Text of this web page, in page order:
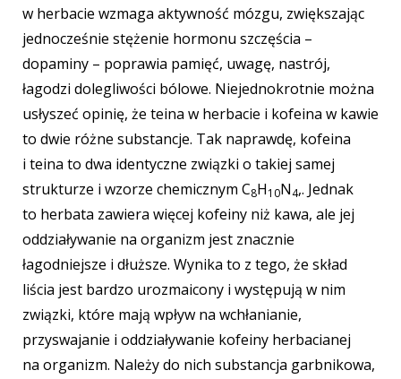
w herbacie wzmaga aktywność mózgu, zwiększając
jednocześnie stężenie hormonu szczęścia –
dopaminy – poprawia pamięć, uwagę, nastrój,
łagodzi dolegliwości bólowe. Niejednokrotnie można
usłyszeć opinię, że teina w herbacie i kofeina w kawie
to dwie różne substancje. Tak naprawdę, kofeina
i teina to dwa identyczne związki o takiej samej
strukturze i wzorze chemicznym C8H10N4,. Jednak
to herbata zawiera więcej kofeiny niż kawa, ale jej
oddziaływanie na organizm jest znacznie
łagodniejsze i dłuższe. Wynika to z tego, że skład
liścia jest bardzo urozmaicony i występują w nim
związki, które mają wpływ na wchłanianie,
przyswajanie i oddziaływanie kofeiny herbacianej
na organizm. Należy do nich substancja garbnikowa,